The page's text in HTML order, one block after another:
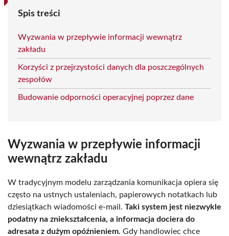
Spis treści
Wyzwania w przepływie informacji wewnątrz
zakładu
Korzyści z przejrzystości danych dla poszczególnych
zespołów
Budowanie odporności operacyjnej poprzez dane
Wyzwania w przepływie informacji
wewnątrz zakładu
W tradycyjnym modelu zarządzania komunikacja opiera się
często na ustnych ustaleniach, papierowych notatkach lub
dziesiątkach wiadomości e-mail. Taki system jest niezwykle
podatny na zniekształcenia, a informacja dociera do
adresata z dużym opóźnieniem. Gdy handlowiec chce